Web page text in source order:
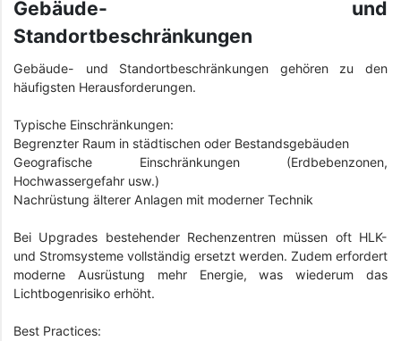
Gebäude- und
Standortbeschränkungen
Gebäude- und Standortbeschränkungen gehören zu den
häufigsten Herausforderungen.
Typische Einschränkungen:
Begrenzter Raum in städtischen oder Bestandsgebäuden
Geografische Einschränkungen (Erdbebenzonen,
Hochwassergefahr usw.)
Nachrüstung älterer Anlagen mit moderner Technik
Bei Upgrades bestehender Rechenzentren müssen oft HLK-
und Stromsysteme vollständig ersetzt werden. Zudem erfordert
moderne Ausrüstung mehr Energie, was wiederum das
Lichtbogenrisiko erhöht.
Best Practices: